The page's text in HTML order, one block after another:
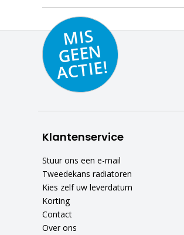
MIS
GEE
N
A
C
TIE!
Klantenservice
Stuur ons een e-mail
Tweedekans radiatoren
Kies zelf uw leverdatum
Korting
Contact
Over ons